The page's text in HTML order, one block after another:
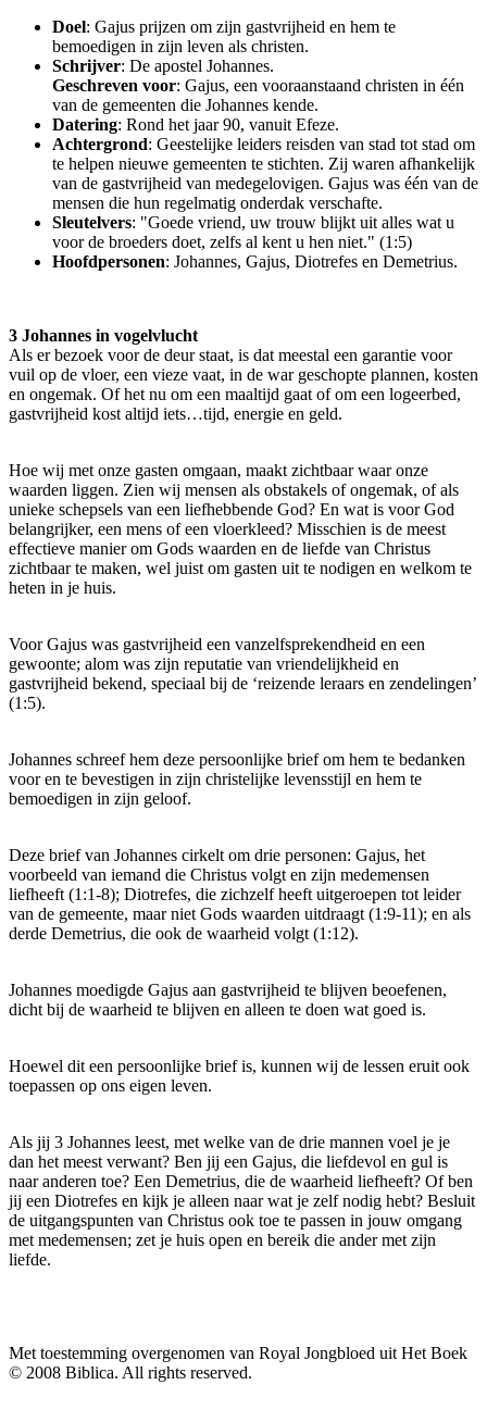
Doel: Gajus prijzen om zijn gastvrijheid en hem te
bemoedigen in zijn leven als christen.
Schrijver: De apostel Johannes.
Geschreven voor: Gajus, een vooraanstaand christen in één
van de gemeenten die Johannes kende.
Datering: Rond het jaar 90, vanuit Efeze.
Achtergrond: Geestelijke leiders reisden van stad tot stad om
te helpen nieuwe gemeenten te stichten. Zij waren afhankelijk
van de gastvrijheid van medegelovigen. Gajus was één van de
mensen die hun regelmatig onderdak verschafte.
Sleutelvers: "Goede vriend, uw trouw blijkt uit alles wat u
voor de broeders doet, zelfs al kent u hen niet." (1:5)
Hoofdpersonen: Johannes, Gajus, Diotrefes en Demetrius.
3 Johannes in vogelvlucht
Als er bezoek voor de deur staat, is dat meestal een garantie voor
vuil op de vloer, een vieze vaat, in de war geschopte plannen, kosten
en ongemak. Of het nu om een maaltijd gaat of om een logeerbed,
gastvrijheid kost altijd iets…tijd, energie en geld.
Hoe wij met onze gasten omgaan, maakt zichtbaar waar onze
waarden liggen. Zien wij mensen als obstakels of ongemak, of als
unieke schepsels van een liefhebbende God? En wat is voor God
belangrijker, een mens of een vloerkleed? Misschien is de meest
effectieve manier om Gods waarden en de liefde van Christus
zichtbaar te maken, wel juist om gasten uit te nodigen en welkom te
heten in je huis.
Voor Gajus was gastvrijheid een vanzelfsprekendheid en een
gewoonte; alom was zijn reputatie van vriendelijkheid en
gastvrijheid bekend, speciaal bij de ‘reizende leraars en zendelingen’
(1:5).
Johannes schreef hem deze persoonlijke brief om hem te bedanken
voor en te bevestigen in zijn christelijke levensstijl en hem te
bemoedigen in zijn geloof.
Deze brief van Johannes cirkelt om drie personen: Gajus, het
voorbeeld van iemand die Christus volgt en zijn medemensen
liefheeft (1:1-8); Diotrefes, die zichzelf heeft uitgeroepen tot leider
van de gemeente, maar niet Gods waarden uitdraagt (1:9-11); en als
derde Demetrius, die ook de waarheid volgt (1:12).
Johannes moedigde Gajus aan gastvrijheid te blijven beoefenen,
dicht bij de waarheid te blijven en alleen te doen wat goed is.
Hoewel dit een persoonlijke brief is, kunnen wij de lessen eruit ook
toepassen op ons eigen leven.
Als jij 3 Johannes leest, met welke van de drie mannen voel je je
dan het meest verwant? Ben jij een Gajus, die liefdevol en gul is
naar anderen toe? Een Demetrius, die de waarheid liefheeft? Of ben
jij een Diotrefes en kijk je alleen naar wat je zelf nodig hebt? Besluit
de uitgangspunten van Christus ook toe te passen in jouw omgang
met medemensen; zet je huis open en bereik die ander met zijn
liefde.
Met toestemming overgenomen van Royal Jongbloed uit Het Boek
© 2008 Biblica. All rights reserved.